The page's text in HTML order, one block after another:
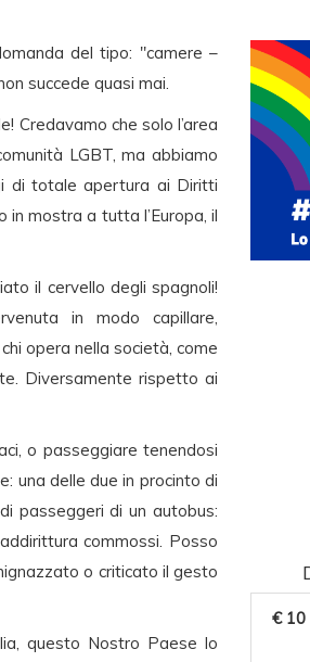
del tipo: "camere –
succede quasi mai.
Credavamo che solo l’area
LGBT, ma abbiamo
di totale apertura ai Diritti
in mostra a tutta l’Europa, il
il cervello degli spagnoli!
in modo capillare,
opera nella società, come
Diversamente rispetto ai
o passeggiare tenendosi
una delle due in procinto di
passeggeri di un autobus:
commossi. Posso
o criticato il gesto
questo Nostro Paese lo
€ 10